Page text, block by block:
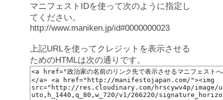
マニフェストIDを使って次のように指定し
てください。
http://www.maniken.jp/id#0000000023
上記URLを使ってクレジットを表示させる
ためのHTMLは次の通りです。